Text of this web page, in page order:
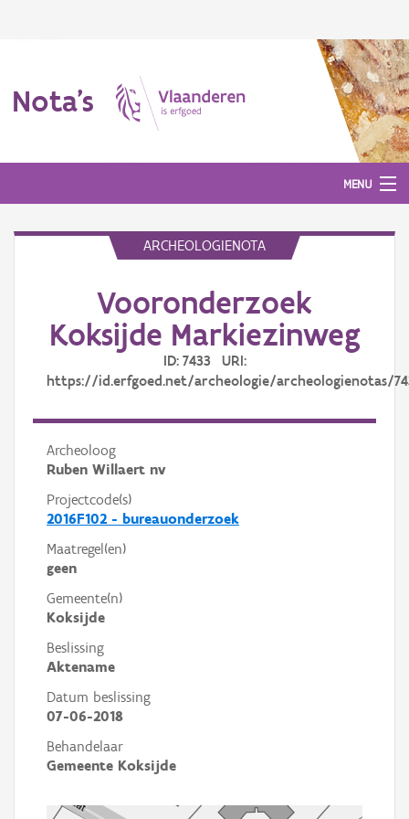
Nota's
MENU
ARCHEOLOGIENOTA
Vooronderzoek
Koksijde Markiezinweg
ID: 7433 URI:
https://id.erfgoed.net/archeologie/archeologienotas/
Archeoloog
Ruben Willaert nv
Projectcode(s)
2016F102 - bureauonderzoek
Maatregel(en)
geen
Gemeente(n)
Koksijde
Beslissing
Aktename
Datum beslissing
07-06-2018
Behandelaar
Gemeente Koksijde